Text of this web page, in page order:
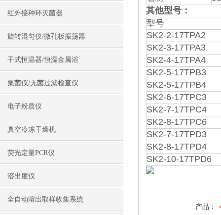
红外接种环灭菌器
旋转混匀仪/微孔板振荡器
干式恒温器/恒温金属浴
集菌仪/无菌过滤检查仪
电子粉质仪
真空冷冻干燥机
荧光定量PCR仪
溶出度仪
全自动溶出取样收集系统
其他型号：
型号
SK2-2-17TPA2
SK2-3-17TPA3
SK2-4-17TPA4
SK2-5-17TPB3
SK2-5-17TPB4
SK2-6-17TPC3
SK2-7-17TPC4
SK2-8-17TPC6
SK2-7-17TPD3
SK2-8-17TPD4
SK2-10-17TPD6
产品：